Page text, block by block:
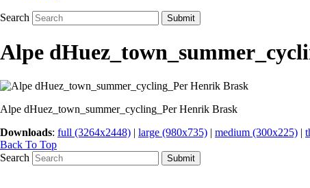
Search Submit
Alpe
Alpe dHuez_town_summer_cycling_Per Henrik Brask
Downloads: full (3264x2448) | large (980x735) | medium (300x225) |
Back To Top
Search
Submit